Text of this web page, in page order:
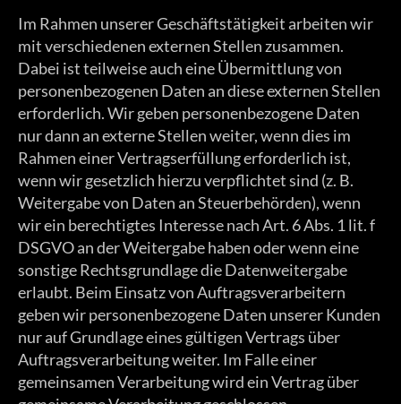
Im Rahmen unserer Geschäftstätigkeit arbeiten wir
mit verschiedenen externen Stellen zusammen.
Dabei ist teilweise auch eine Übermittlung von
personenbezogenen Daten an diese externen Stellen
erforderlich. Wir geben personenbezogene Daten
nur dann an externe Stellen weiter, wenn dies im
Rahmen einer Vertragserfüllung erforderlich ist,
wenn wir gesetzlich hierzu verpflichtet sind (z. B.
Weitergabe von Daten an Steuerbehörden), wenn
wir ein berechtigtes Interesse nach Art. 6 Abs. 1 lit. f
DSGVO an der Weitergabe haben oder wenn eine
sonstige Rechtsgrundlage die Datenweitergabe
erlaubt. Beim Einsatz von Auftragsverarbeitern
geben wir personenbezogene Daten unserer Kunden
nur auf Grundlage eines gültigen Vertrags über
Auftragsverarbeitung weiter. Im Falle einer
gemeinsamen Verarbeitung wird ein Vertrag über